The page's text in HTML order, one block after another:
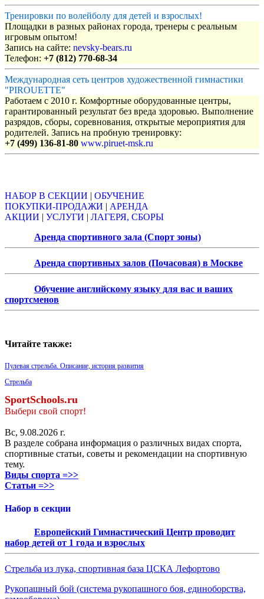
Тренировки по волейболу для детей и взрослых!
Площадки в разных районах города, тренеры с реальным
игровым опытом!
Запись на сайте: nevsky-bears.ru
Телефон: +7 (812) 770-68-34
Международная сеть центров художественной гимнастики
"PIROUETTE"
Работаем с 2010 г. Комфортные оборудованные центры,
гарантированный результат без вреда здоровью. Выполнение
разрядов, сборы, соревнования, открытые мероприятия для
родителей. Запись на пробную тренировку:
+7 (499) 136-81-80 www.piruet-msk.ru
НАБОР В СЕКЦИИ | ОБУЧЕНИЕ
ПОКУПКИ-ПРОДАЖИ | АРЕНДА
АКЦИИ | УСЛУГИ | ЛАГЕРЯ, СБОРЫ
Аренда спортивного зала (Спорт зоны)
Аренда спортивных залов (Почасовая) в Москве
Обучение английскому языку для вас и ваших
спортсменов
Читайте также:
Пулевая стрельба. Описание, история развития
Стрельба
SportSchools.ru
Выбери свой спорт!
Вс, 9.08.2026 г.
В разделе собрана информация о различных видах спорта,
спортивные статьи, советы и рекомендации на спортивную
тему.
Виды спорта =>>
Статьи =>>
Набор в секции
Европейский Гимнастический Центр проводит
набор детей от 1 года и взрослых
Стрельба из лука, спортивная база ЦСКА Лефортово
Рукопашный бой (система рукопашного боя, единоборства,